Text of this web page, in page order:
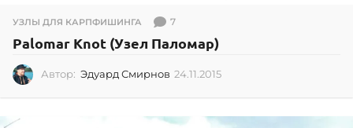
УЗЛЫ ДЛЯ КАРПФИШИНГА 7
Palomar Knot (Узел Паломар)
Автор: Эдуард Смирнов 24.11.2015
1